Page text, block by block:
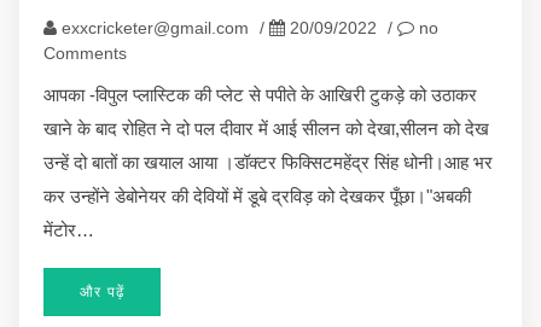
exxcricketer@gmail.com / 20/09/2022 /
no
Comments
आपका -विपुल प्लास्टिक की प्लेट से पपीते के आखिरी टुकड़े को उठाकर
खाने के बाद रोहित ने दो पल दीवार में आई सीलन को देखा,सीलन को देख
उन्हें दो बातों का खयाल आया ।डॉक्टर फिक्सिटमहेंद्र सिंह धोनी।आह भर
कर उन्होंने डेबोनेयर की देवियों में डूबे द्रविड़ को देखकर पूँछा।"अबकी
मेंटोर…
और पढ़ें